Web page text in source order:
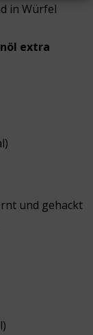
in Würfel
extra
und gehackt